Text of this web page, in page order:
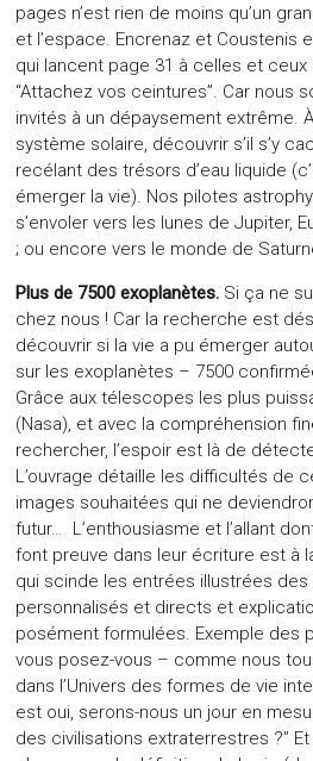
pages n’est rien de moins qu’un
et l’espace. Encrenaz et Coustenis
qui lancent page 31 à celles et ceux
“Attachez vos ceintures”. Car nous
invités à un dépaysement extrême.
système solaire, découvrir s’il s’y
recélant des trésors d’eau liquide
émerger la vie). Nos pilotes
s’envoler vers les lunes de Jupiter,
; ou encore vers le monde de
Plus de 7500 exoplanètes. Si ça ne
chez nous ! Car la recherche est
découvrir si la vie a pu émerger
sur les exoplanètes – 7500
Grâce aux télescopes les plus
(Nasa), et avec la compréhension
rechercher, l’espoir est là de
L’ouvrage détaille les difficultés de
images souhaitées qui ne
futur… L’enthousiasme et l’allant
font preuve dans leur écriture est à
qui scinde les entrées illustrées
personnalisés et directs et
posément formulées. Exemple des
vous posez-vous – comme nous
dans l’Univers des formes de vie
est oui, serons-nous un jour en
des civilisations extraterrestres ?”